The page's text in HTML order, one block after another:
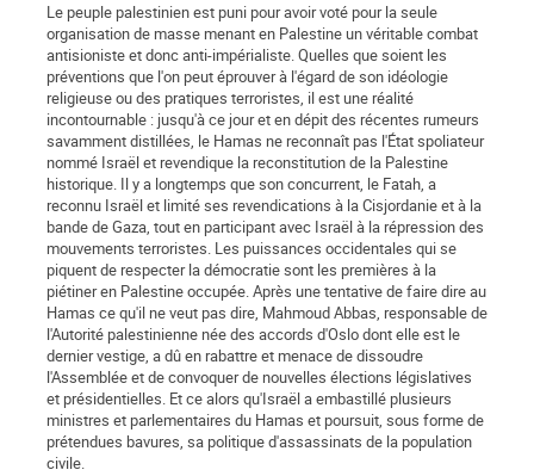
Le peuple palestinien est puni pour avoir voté pour la seule
organisation de masse menant en Palestine un véritable combat
antisioniste et donc anti-impérialiste. Quelles que soient les
préventions que l'on peut éprouver à l'égard de son idéologie
religieuse ou des pratiques terroristes, il est une réalité
incontournable : jusqu'à ce jour et en dépit des récentes rumeurs
savamment distillées, le Hamas ne reconnaît pas l'État spoliateur
nommé Israël et revendique la reconstitution de la Palestine
historique. Il y a longtemps que son concurrent, le Fatah, a
reconnu Israël et limité ses revendications à la Cisjordanie et à la
bande de Gaza, tout en participant avec Israël à la répression des
mouvements terroristes. Les puissances occidentales qui se
piquent de respecter la démocratie sont les premières à la
piétiner en Palestine occupée. Après une tentative de faire dire au
Hamas ce qu'il ne veut pas dire, Mahmoud Abbas, responsable de
l'Autorité palestinienne née des accords d'Oslo dont elle est le
dernier vestige, a dû en rabattre et menace de dissoudre
l'Assemblée et de convoquer de nouvelles élections législatives
et présidentielles. Et ce alors qu'Israël a embastillé plusieurs
ministres et parlementaires du Hamas et poursuit, sous forme de
prétendues bavures, sa politique d'assassinats de la population
civile.